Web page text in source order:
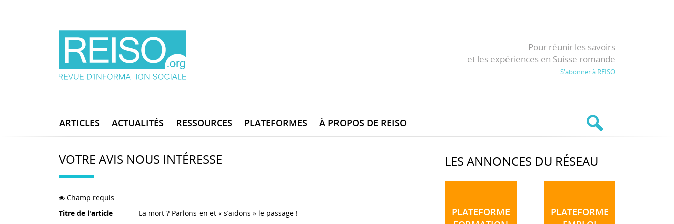
Pour réunir les savoirs
et les expériences en Suisse romande
S'abonner à REISO
ARTICLES ACTUALITÉS RESSOURCES PLATEFORMES À PROPOS DE REISO
VOTRE AVIS NOUS INTÉRESSE
Champ requis
Titre de l'article
La mort ? Parlons-en et « s’aidons » le passage !
LES ANNONCES DU RÉSEAU
PLATEFORME
PLATEFORME